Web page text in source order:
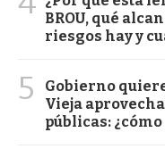
BROU, qué
riesgos hay y
5
Gobierno
Vieja
públicas: